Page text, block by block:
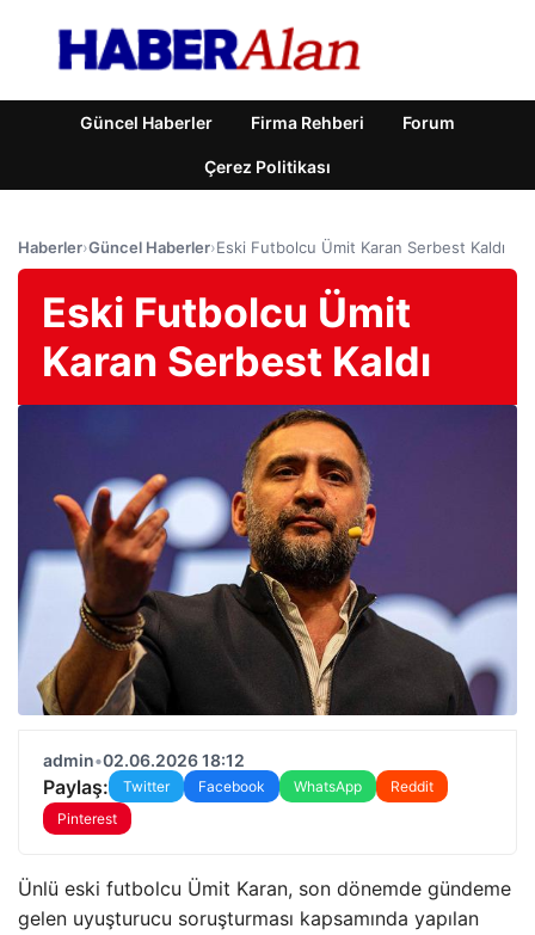
Güncel Haberler Firma Rehberi Forum
Çerez Politikası
Haberler›Güncel Haberler›Eski Futbolcu Ümit Karan Serbest Kaldı
Eski Futbolcu Ümit
Karan Serbest Kaldı
admin•02.06.2026 18:12
Paylaş: Twitter Facebook WhatsApp
Reddit
Pinterest
Ünlü eski futbolcu Ümit Karan, son dönemde gündeme
gelen uyuşturucu soruşturması kapsamında yapılan